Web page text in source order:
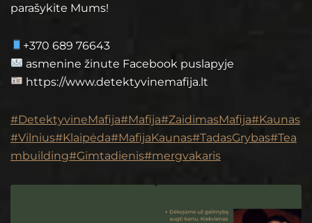
parašykite Mums!
+370 689 76643
asmenine žinute Facebook puslapyje
https://www.detektyvinemafija.lt
#DetektyvineMafija#Mafija#ZaidimasMafija#Kaunas
#Vilnius#Klaipėda#MafijaKaunas#TadasGrybas#Tea
mbuilding#Gimtadienis#mergvakaris